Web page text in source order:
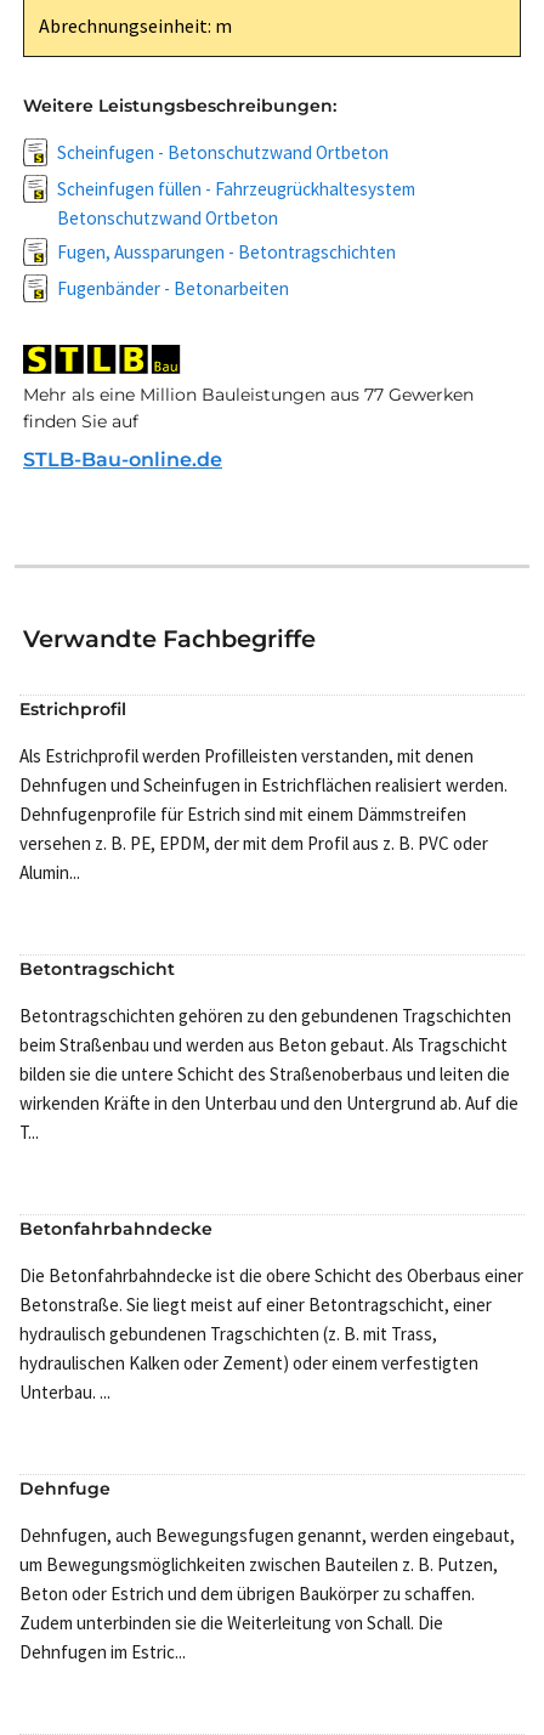
Abrechnungseinheit: m
Weitere Leistungsbeschreibungen:
Scheinfugen - Betonschutzwand Ortbeton
Scheinfugen füllen - Fahrzeugrückhaltesystem
Betonschutzwand Ortbeton
Fugen, Aussparungen - Betontragschichten
Fugenbänder - Betonarbeiten
Mehr als eine Million Bauleistungen aus 77 Gewerken
finden Sie auf
STLB-Bau-online.de
Verwandte Fachbegriffe
Estrichprofil
Als Estrichprofil werden Profilleisten verstanden, mit denen
Dehnfugen und Scheinfugen in Estrichflächen realisiert werden.
Dehnfugenprofile für Estrich sind mit einem Dämmstreifen
versehen z. B. PE, EPDM, der mit dem Profil aus z. B. PVC oder
Alumin...
Betontragschicht
Betontragschichten gehören zu den gebundenen Tragschichten
beim Straßenbau und werden aus Beton gebaut. Als Tragschicht
bilden sie die untere Schicht des Straßenoberbaus und leiten die
wirkenden Kräfte in den Unterbau und den Untergrund ab. Auf die
T...
Betonfahrbahndecke
Die Betonfahrbahndecke ist die obere Schicht des Oberbaus einer
Betonstraße. Sie liegt meist auf einer Betontragschicht, einer
hydraulisch gebundenen Tragschichten (z. B. mit Trass,
hydraulischen Kalken oder Zement) oder einem verfestigten
Unterbau. ...
Dehnfuge
Dehnfugen, auch Bewegungsfugen genannt, werden eingebaut,
um Bewegungsmöglichkeiten zwischen Bauteilen z. B. Putzen,
Beton oder Estrich und dem übrigen Baukörper zu schaffen.
Zudem unterbinden sie die Weiterleitung von Schall. Die
Dehnfugen im Estric...